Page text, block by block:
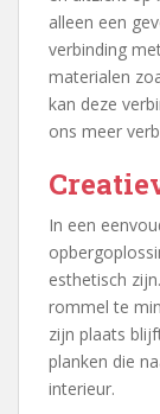
alleen een
verbinding
materialen
kan deze
ons meer
In een
esthetisch
rommel te
zijn plaats
planken die
interieur.